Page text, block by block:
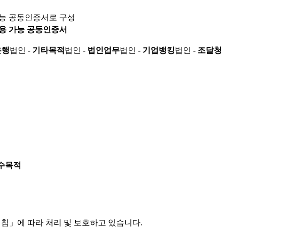
공동인증서로 구성
가능 공동인증서
행법인 - 기타목적 법인 - 법인업무법인 - 기업뱅킹법인 - 조달청
목적
」에 따라 처리 및 보호하고 있습니다.